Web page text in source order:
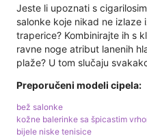
Jeste li upoznati s
salonke koje nikad ne izlaze
traperice? Kombinirajte ih s
ravne noge atribut lanenih
plaže? U tom slučaju
Preporučeni modeli cipela:
bež salonke
kožne balerinke sa špicastim
bijele niske tenisice